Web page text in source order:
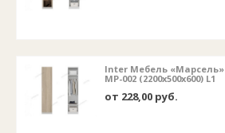
Inter Мебель «Марсель»
МР-002 (2200x500x600) L1
от 228,00 руб.